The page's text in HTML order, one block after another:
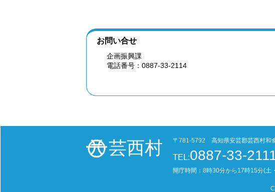
お問い合せ
企画振興課
電話番号：0887-33-2114
芸西村 〒781-5792 高知県安芸郡芸西村和
TEL:0887-33-
開庁時間：8時30分から17時15分(土